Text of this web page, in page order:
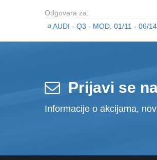
Odgovara za:
¤ AUDI - Q3 - MOD. 01/11 - 06/14
Prijavi se
Informacije o akcijama,